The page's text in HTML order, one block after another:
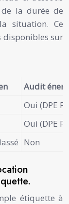
la durée de
situation. Ce
disponibles sur
Audit
Oui (DPE F
Oui (DPE F
Non
étiquette à